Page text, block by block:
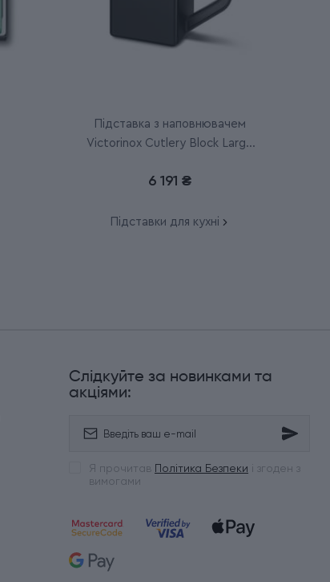
Підставка з наповнювачем
Victorinox Cutlery Block Large
6 191 ₴
Підставки для кухні
Слідкуйте за новинками та
акціями:
Я прочитав Політика Безпеки і згоден з
вимогами